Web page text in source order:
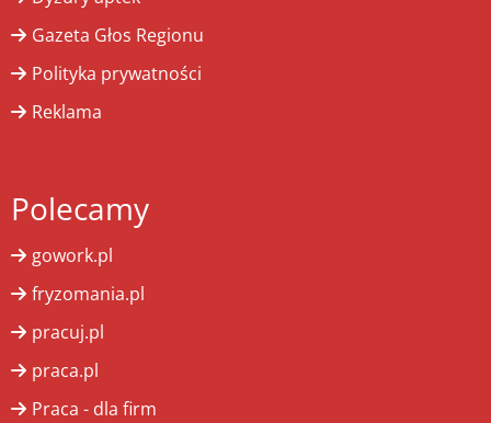
Gazeta Głos Regionu
Polityka prywatności
Reklama
Polecamy
gowork.pl
fryzomania.pl
pracuj.pl
praca.pl
Praca - dla firm